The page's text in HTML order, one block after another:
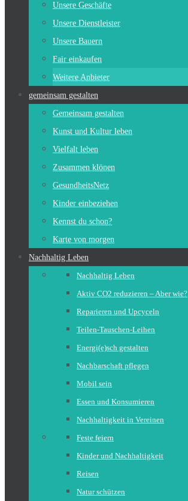
Unsere Geschäfte
Unsere Dienstleister
Unsere Bauern
Fair einkaufen
Weitere Anbieter
gemeinsam gestalten
Gemeinsam gestalten
Kunst und Kultur leben
Vielfalt leben
Zusammen klönen
GesundheitsNetz
Kinder einbeziehen
Kennst du schon?
Karte von morgen
Nachhaltig Leben
Nachhaltig Leben
Aktiv CO2 reduzieren – Aber wie?
Reparieren und Upcyceln
Teilen-Tauschen-Leihen
Energi(e)sch gestalten
Nachbarschaft pflegen
Mobil sein
Essen und Konsumieren
Nachhaltigkeit in Vereinen
Feste feiern
Kinder und Nachhaltigkeit
Reisen
Natur schützen